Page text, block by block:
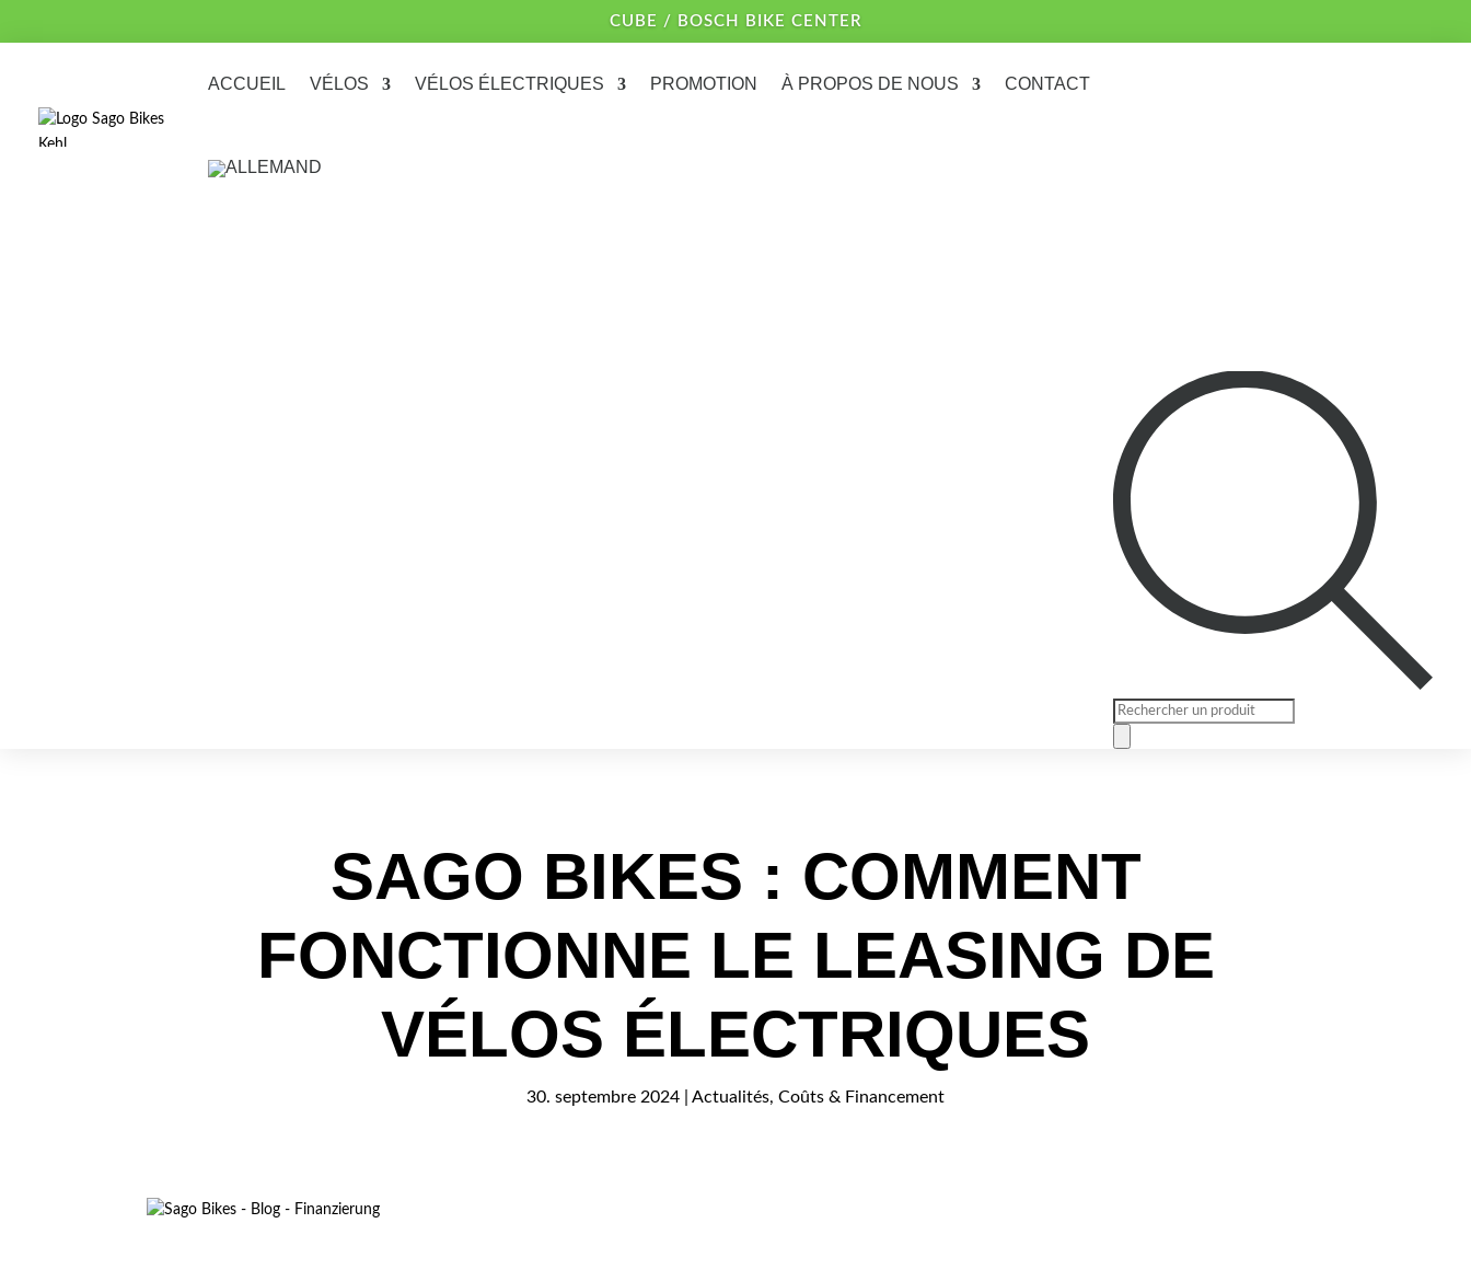
CUBE / BOSCH BIKE CENTER
ACCUEIL VÉLOS VÉLOS ÉLECTRIQUES PROMOTION À PROPOS DE NOUS CONTACT
Recherche
SAGO BIKES : COMMENT
FONCTIONNE LE LEASING DE
VÉLOS ÉLECTRIQUES
30. septembre 2024 Actualités, Coûts & Financement